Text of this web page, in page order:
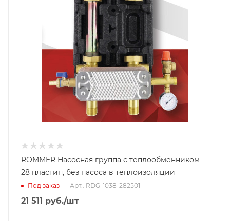
ROMMER Насосная группа с теплообменником
28 пластин, без насоса в теплоизоляции
Под заказ Арт.: RDG-1038-282501
21 511 руб./шт